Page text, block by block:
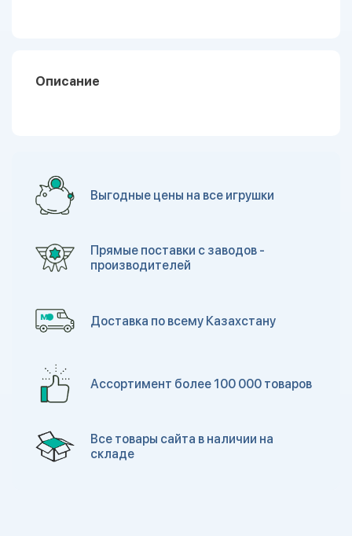
Описание
Выгодные цены на все игрушки
Прямые поставки с заводов -
производителей
Доставка по всему Казахстану
Ассортимент более 100 000 товаров
Все товары сайта в наличии на
складе